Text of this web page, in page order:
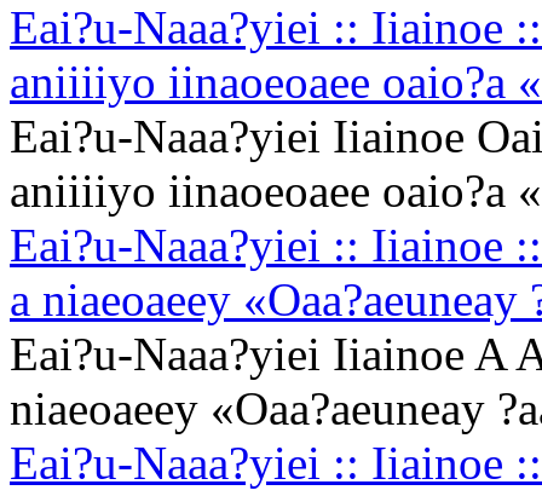
Eai?u-Naaa?yiei :: Iiainoe
aniiiiyo iinaoeoaee oaio?a
Eai?u-Naaa?yiei Iiainoe
aniiiiyo iinaoeoaee oaio?a
Eai?u-Naaa?yiei :: Iiainoe
a niaeoaeey «Oaa?aeuneay
Eai?u-Naaa?yiei Iiainoe A
niaeoaeey «Oaa?aeuneay
Eai?u-Naaa?yiei :: Iiainoe